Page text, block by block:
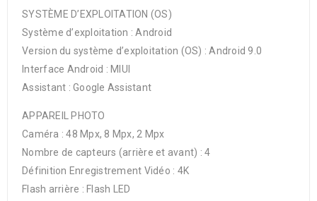
SYSTÈME D’EXPLOITATION (OS)
Système d’exploitation : Android
Version du système d’exploitation (OS) : Android 9.0
Interface Android : MIUI
Assistant : Google Assistant
APPAREIL PHOTO
Caméra : 48 Mpx, 8 Mpx, 2 Mpx
Nombre de capteurs (arrière et avant) : 4
Définition Enregistrement Vidéo : 4K
Flash arrière : Flash LED